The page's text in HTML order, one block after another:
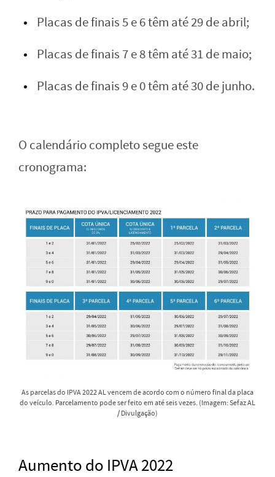
Placas de finais 5 e 6 têm até 29 de abril;
Placas de finais 7 e 8 têm até 31 de maio;
Placas de finais 9 e 0 têm até 30 de junho.
O calendário completo segue este
cronograma:
As parcelas do IPVA 2022 AL vencem de acordo com o número final da placa
do veículo. Parcelamento pode ser feito em até seis vezes. (Imagem: Sefaz AL
/ Divulgação)
Aumento do IPVA 2022